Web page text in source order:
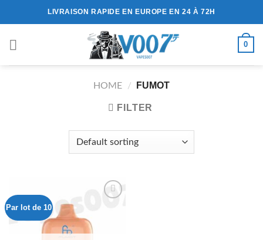
LIVRAISON RAPIDE EN EUROPE EN 24 À 72H
0
HOME / FUMOT
FILTER
Par lot de 10